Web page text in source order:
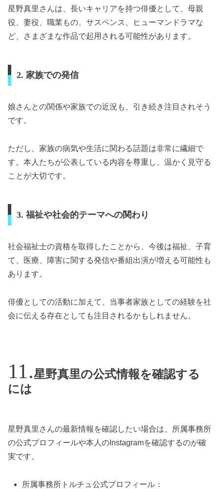
星野真里さんは、長いキャリアを持つ俳優として、母親
役、妻役、職業もの、サスペンス、ヒューマンドラマな
ど、さまざまな作品で起用される可能性があります。
2. 家族での発信
娘さんとの関係や家族での近況も、引き続き注目されそう
です。
ただし、家族の病気や生活に関わる話題は非常に繊細で
す。本人たちが公表している内容を尊重し、温かく見守る
ことが大切です。
3. 福祉や社会的テーマへの関わり
社会福祉士の資格を取得したことから、今後は福祉、子育
て、医療、障害に関する発信や番組出演が増える可能性も
あります。
俳優としての活動に加えて、当事者家族としての経験を社
会に伝える存在としても注目されるかもしれません。
星野真里の公式情報を確認する
には
星野真里さんの最新情報を確認したい場合は、所属事務所
の公式プロフィールや本人のInstagramを確認するのが確
実です。
所属事務所トルチュ公式プロフィール：